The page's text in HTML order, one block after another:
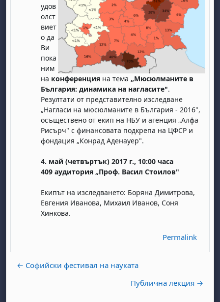
удов
олст
виет
о да
Ви
пока
ним
на конференция на тема „Мюсюлманите в
България: динамика на нагласите".
Резултати от представително изследване
„Нагласи на мюсюлманите в България - 2016",
осъществено от екип на НБУ и агенция „Алфа
Рисърч" с финансовата подкрепа на ЦФСР и
фондация „Конрад Аденауер".
4. май (четвъртък) 2017 г., 10:00 часа
409 аудитория „Проф. Васил Стоилов"
Екипът на изследването: Боряна Димитрова,
Евгения Иванова, Михаил Иванов, Соня
Хинковa.
Permalink
← Софийски фестивал на науката
Публична лекция →